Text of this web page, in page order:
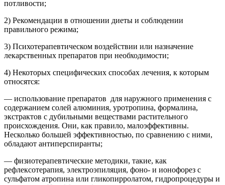
потливости;
2) Рекомендации в отношении диеты и соблюдении
правильного режима;
3) Психотерапевтическом воздействии или назначение
лекарственных препаратов при необходимости;
4) Некоторых специфических способах лечения, к которым
относятся:
— использование препаратов для наружного применения с
содержанием солей алюминия, уротропина, формалина,
экстрактов с дубильными веществами растительного
происхождения. Они, как правило, малоэффективны.
Несколько большей эффективностью, по сравнению с ними,
обладают антиперспиранты;
— физиотерапевтические методики, такие, как
рефлексотерапия, электроэпиляция, фоно- и ионофорез с
сульфатом атропина или гликопирролатом, гидропроцедуры и